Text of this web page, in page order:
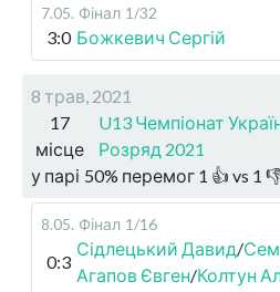
7.05. Фінал 1/32
3:0 Божкевич Сергій
8 трав, 2021
17
місце
U13 Чемпіонат
Розряд 2021
у парі 50% перемог 1 👍 vs 1
8.05. Фінал 1/16
0:3
Сідлецький Давид/
Агапов Євген/Колтун